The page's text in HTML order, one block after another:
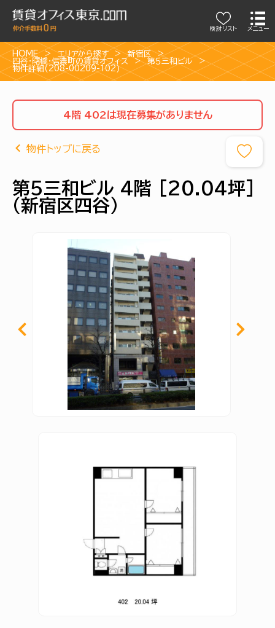
検討リスト メニュー
HOME エリアから探す
新宿区
四谷・曙橋・信濃町の賃貸オフィス
第５三和ビル
物件詳細(208-00209-102)
4階 402は現在募集がありません
物件トップに戻る
第５三和ビル 4階 [20.04坪]
（新宿区四谷）